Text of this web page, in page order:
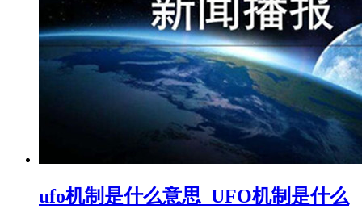
ufo机制是什么意思_UFO机制是什么